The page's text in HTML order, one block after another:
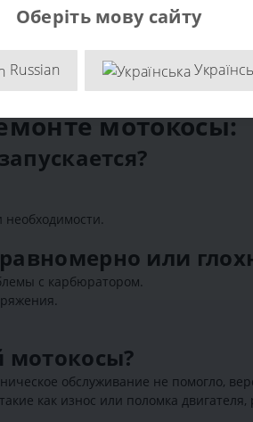
545RХ, 535RХ, 135R, 335FR, 122C,
111 B, 120, 118 B, 118 L, 116, 154B,
RBC 3101, DBC 2600 U, EBH 253 U,
DBC 4510 KIT.
Z 340, Z 265, Z 260, Z 250.
мотокосы:
необходимости.
или
с карбюратором.
мотокосы?
обслуживание не помогло,
как износ или поломка
Оберіть мову сайту
Russian